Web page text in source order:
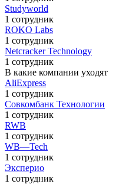
Studyworld
1 сотрудник
ROKO Labs
1 сотрудник
Netcracker Technology
1 сотрудник
В какие компании уходят
AliExpress
1 сотрудник
Совкомбанк Технологии
1 сотрудник
RWB
1 сотрудник
WB—Tech
1 сотрудник
Эксперио
1 сотрудник